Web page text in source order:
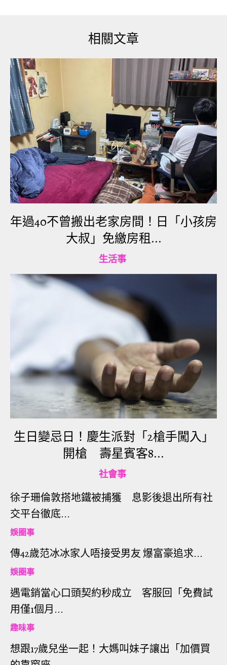
將近二十個男同學，穿著附近一間私校的制服魚貫
而入就坐。通常像這樣的情況我是絕對不會過去推
銷，但沒想到其中一位像是帶頭的男生主動將我叫
了過去，還熟門熟路的問起話來：「妳今天賣什麼
酒？」
「我今天負責這個牌子。不好意思，方便詢問一下
你成年了嗎？」為遵守公司規定我還是按流程詢
問。
「我成年了喔，要給妳看身份證嗎？」眼前的男同
學有點戲謔的看著我，更不用說旁邊十幾雙眼睛一
起盯著，讓我臉頰有點灼熱，即使如此我並不打算
「了解，但因為無法確認你們這一桌是否每個人都
已經成年，我也無權檢查你們的證件，所以可能無
法幫你們服務拿酒。如果有飲酒需求，可能必須請
冒著被客訴的風險，我還是希望能盡到工作應盡的
責任，還有遵守法律規定。聽我講完之後，那些冷
淡與不屑的目光真的讓我非常不舒服，最讓我無法
接受的是後那句：「沒關係我們也不需要，妳可以
滾了。」
不知道為什麼，平常要是聽到客人叫我滾，我一定
直接理智斷線的爆氣，但這次卻只有在心理無奈的
雖然錯失一筆大單，但我並不後悔自己的選擇。看
他們不斷舉杯開喝彷彿沒有明天，讓我不禁懷疑，
這樣隔天上課真的起得來嗎？畢竟高中不像大學沒
去也沒差，而且零用錢真的能負擔這些酒錢嗎？內
心有無數疑問，我卻不敢問。
兩個小時過去，我也要下班了。看到醉得歪七扭八
的他們也準備要結帳離開，就在老闆娘說完總共多
少之後，那個一開始叫我滾的少年，竟然從書包裡
拿出小羊皮交替編織的名牌皮夾，裡面放了整疊的
千元大鈔。不只是我，連老闆娘都傻眼。雖然我真
相關文章
年過40不曾搬出老家房間！日「小孩房
大叔」免繳房租...
生活事
生日變忌日！慶生派對「2槍手闖入」
開槍 壽星賓客8...
社會事
徐子珊倫敦搭地鐵被捕獲 息影後退出所有社
交平台徹底...
娛圈事
傳42歲范冰冰家人唔接受男友 爆富豪追求...
娛圈事
遇電銷當心口頭契約秒成立 客服回「免費試
用僅1個月...
趣味事
想跟17歲兒坐一起！大媽叫妹子讓出「加價買